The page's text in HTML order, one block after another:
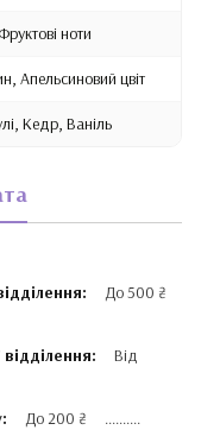
ноти
Апельсиновий цвіт
Кедр, Ваніль
До 500 ₴
відділення: Від
До 200 ₴ ..........